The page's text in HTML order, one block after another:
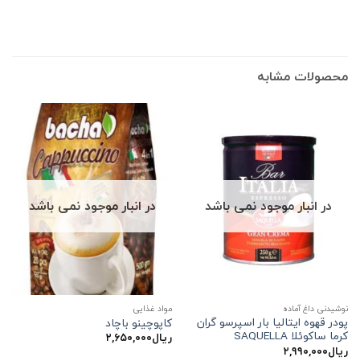
محصولات مشابه
در انبار موجود نمی باشد
نوشیدنی داغ آماده
پودر قهوه ایتالیا بار اسپرسو گران
کرما ساکوئلا SAQUELLA
ریال۲,۹۹۰,۰۰۰
در انبار موجود نمی باشد
مواد غذایی
کاپوچینو باچاد
ریال۲,۶۵۰,۰۰۰